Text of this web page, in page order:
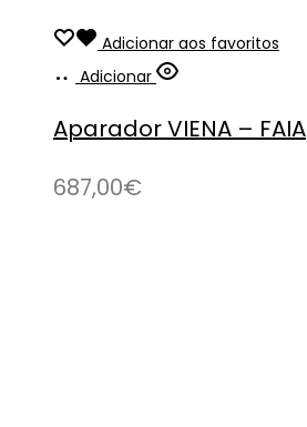
Adicionar aos favoritos
Adicionar
Aparador VIENA – FAIA
687,00€